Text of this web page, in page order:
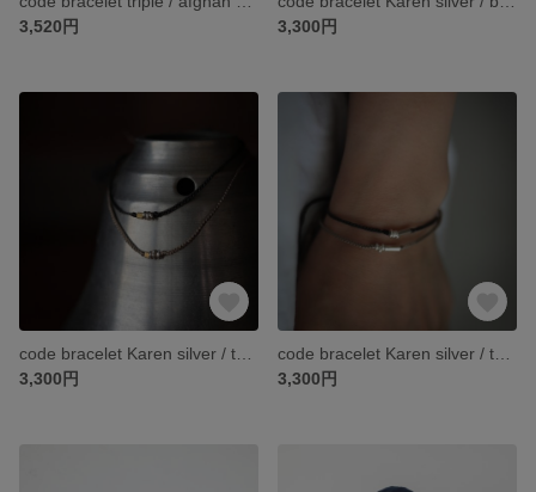
3,520円
3,300円
3,300円
3,300円